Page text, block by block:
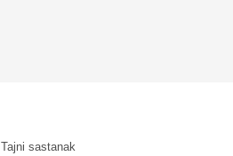
Tajni sastanak